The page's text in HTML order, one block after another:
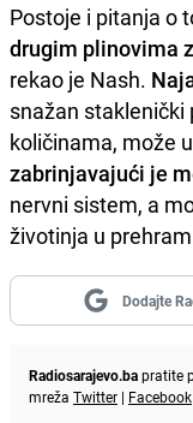
Postoje i pitanja o
drugim plinovima
rekao je Nash.
snažan staklenički
količinama, može
zabrinjavajući je
nervni sistem, a
životinja u
Dodajte
Radiosarajevo.bapratite
mreža Twitter | Facebook